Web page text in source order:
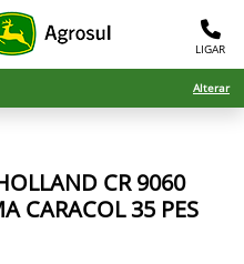
LIGAR
Alterar
CR 9060
CARACOL 35 PES